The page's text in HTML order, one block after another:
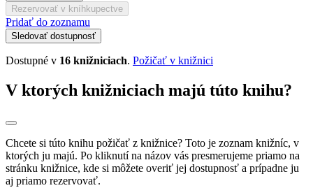
Rezervovať v kníhkupectve
Pridať do zoznamu
Sledovať dostupnosť
Dostupné v 16 knižniciach. Požičať v knižnici
V ktorých knižniciach majú túto knihu?
Chcete si túto knihu požičať z knižnice? Toto je zoznam knižníc, v
ktorých ju majú. Po kliknutí na názov vás presmerujeme priamo na
stránku knižnice, kde si môžete overiť jej dostupnosť a prípadne ju
aj priamo rezervovať.